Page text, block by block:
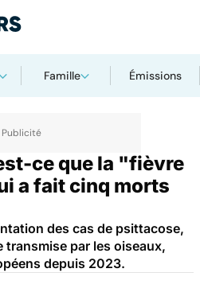
Famille Émissions
ce que la "fièvre
a fait cinq morts
des cas de psittacose,
par les oiseaux,
depuis 2023.